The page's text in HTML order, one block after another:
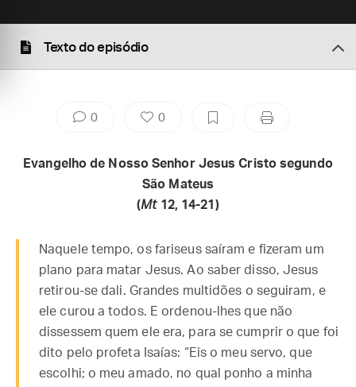
Texto do episódio
0 0
Evangelho de Nosso Senhor Jesus Cristo segundo
São Mateus
(Mt12, 14-21)
Naquele tempo, os fariseus saíram e fizeram um
plano para matar Jesus. Ao saber disso, Jesus
retirou-se dali. Grandes multidões o seguiram, e
ele curou a todos. E ordenou-lhes que não
dissessem quem ele era, para se cumprir o que foi
dito pelo profeta Isaías: “Eis o meu servo, que
escolhi; o meu amado, no qual ponho a minha